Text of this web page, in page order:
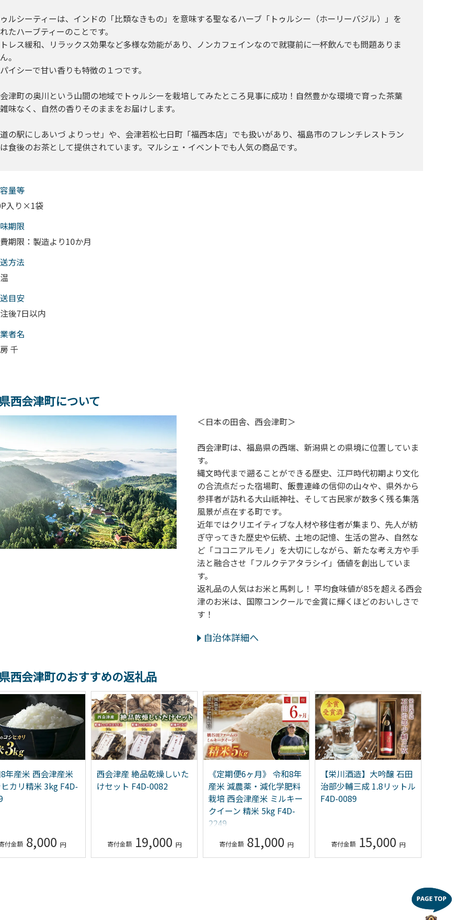
ルシーティーは、インドの「比類なきもの」を意味する聖なるハーブ「トゥルシー（ホーリーバジル）」を
たハーブティーのことです。
レス緩和、リラックス効果など多様な効能があり、ノンカフェインなので就寝前に一杯飲んでも問題ありま
。
イシーで甘い香りも特徴の１つです。
津町の奥川という山間の地域でトゥルシーを栽培してみたところ見事に成功！自然豊かな環境で育った茶葉
味なく、自然の香りそのままをお届けします。
の駅にしあいづ よりっせ」や、会津若松七日町「福西本店」でも扱いがあり、福島市のフレンチレストラン
食後のお茶として提供されています。マルシェ・イベントでも人気の商品です。
量等
入り×1袋
期限
期限：製造より10か月
⽅法
目安
後7日以内
者名
千
西会津町について
＜日本の田舎、西会津町＞
西会津町は、福島県の西端、新潟県との県境に位置していま
す。
縄文時代まで遡ることができる歴史、江戸時代初期より文化
の合流点だった宿場町、飯豊連峰の信仰の山々や、県外から
参拝者が訪れる大山祇神社、そして古民家が数多く残る集落
風景が点在する町です。
近年ではクリエイティブな人材や移住者が集まり、先人が紡
ぎ守ってきた歴史や伝統、土地の記憶、生活の営み、自然な
ど「ココニアルモノ」を大切にしながら、新たな考え方や手
法と融合させ「フルクテアタラシイ」価値を創出していま
す。
返礼品の人気はお米と馬刺し！ 平均食味値が85を超える西会
津のお米は、国際コンクールで金賞に輝くほどのおいしさで
す！
自治体詳細へ
西会津町のおすすめの返礼品
年産米 西会津産米
カリ精米 3kg F4D-
8,000
西会津産 絶品乾燥しいた
けセット F4D-0082
19,000
《定期便6ヶ月》 令和8年
産米 減農薬・減化学肥料
栽培 西会津産米 ミルキー
クイーン 精米 5kg F4D-
2249
81,000
【栄川酒造】大吟醸 石田
治部少輔三成 1.8リットル
F4D-0089
15,000